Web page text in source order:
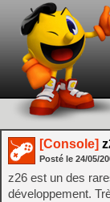
[Console]
Posté le 24/05/
z26 est un des
développement.